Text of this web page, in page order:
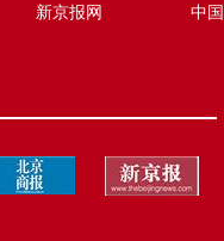
新京报网
中